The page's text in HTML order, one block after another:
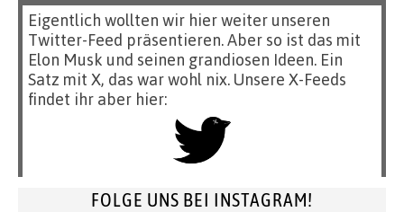
Eigentlich wollten wir hier weiter unseren
Twitter-Feed präsentieren. Aber so ist das mit
Elon Musk und seinen grandiosen Ideen. Ein
Satz mit X, das war wohl nix. Unsere X-Feeds
findet ihr aber hier:
FOLGE UNS BEI INSTAGRAM!